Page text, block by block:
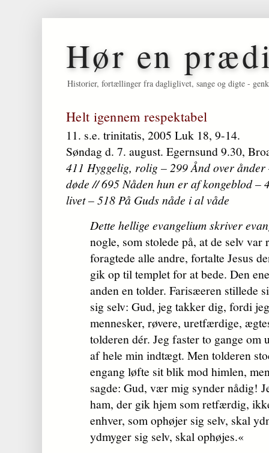
Hør en
Historier, fortællinger fra dagliglivet, sange og digte -
Helt igennem respektabel
11. s.e. trinitatis, 2005 Luk 18, 9-14.
Søndag d. 7. august. Egernsund 9.30,
411 Hyggelig, rolig – 299 Ånd over
døde // 695 Nåden hun er af kongeblod –
livet – 518 På Guds nåde i al våde
Dette hellige evangelium skriver
nogle, som stolede på, at de selv
foragtede alle andre, fortalte Jesus
gik op til templet for at bede. Den
anden en tolder. Farisæ­eren stillede
sig selv: Gud, jeg takker dig, fordi
menne­sker, røvere, uretfærdige,
tolderen dér. Jeg faster to gange om
af hele min indtægt. Men tolderen
engang løfte sit blik mod him­len,
sagde: Gud, vær mig synder nådig!
ham, der gik hjem som retfærdig,
enhver, som ophøjer sig selv, skal
ydmyger sig selv, skal ophøjes.«